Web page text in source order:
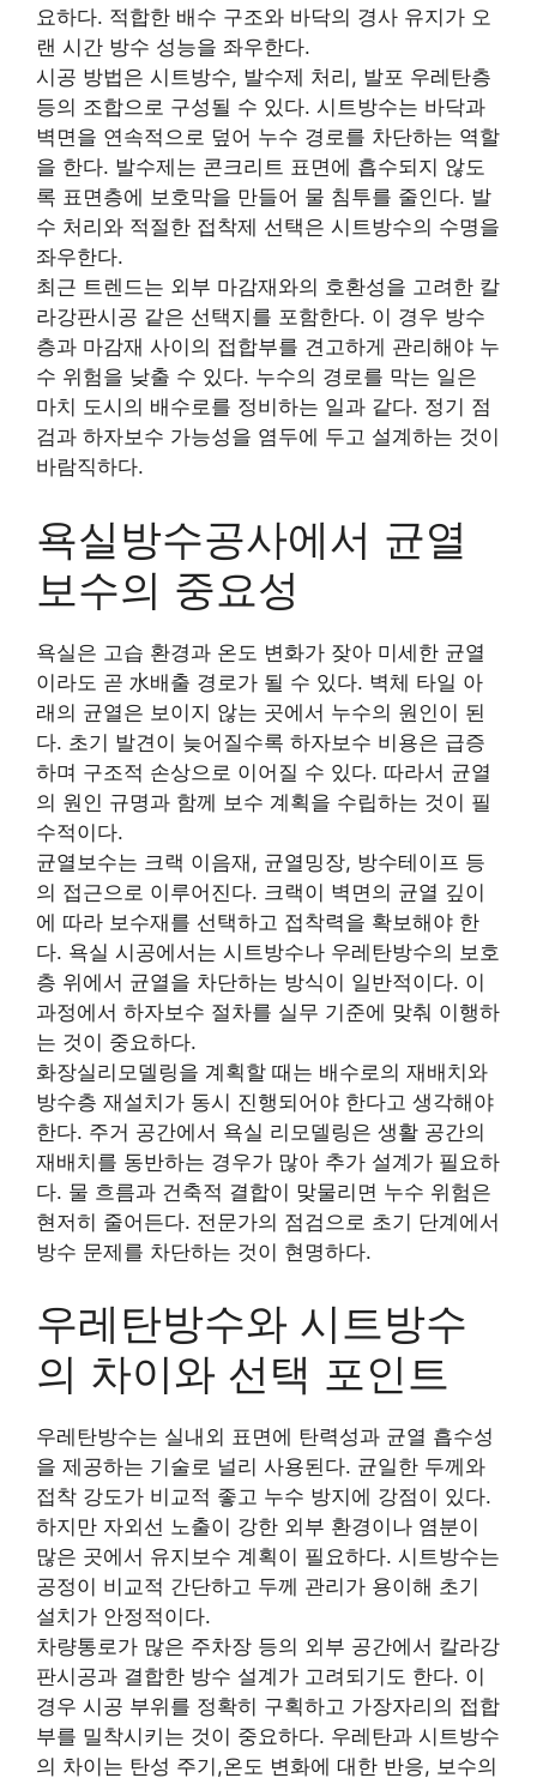
요하다. 적합한 배수 구조와 바닥의 경사 유지가 오
랜 시간 방수 성능을 좌우한다.
시공 방법은 시트방수, 발수제 처리, 발포 우레탄층
등의 조합으로 구성될 수 있다. 시트방수는 바닥과
벽면을 연속적으로 덮어 누수 경로를 차단하는 역할
을 한다. 발수제는 콘크리트 표면에 흡수되지 않도
록 표면층에 보호막을 만들어 물 침투를 줄인다. 발
수 처리와 적절한 접착제 선택은 시트방수의 수명을
좌우한다.
최근 트렌드는 외부 마감재와의 호환성을 고려한 칼
라강판시공 같은 선택지를 포함한다. 이 경우 방수
층과 마감재 사이의 접합부를 견고하게 관리해야 누
수 위험을 낮출 수 있다. 누수의 경로를 막는 일은
마치 도시의 배수로를 정비하는 일과 같다. 정기 점
검과 하자보수 가능성을 염두에 두고 설계하는 것이
바람직하다.
욕실방수공사에서 균열
보수의 중요성
욕실은 고습 환경과 온도 변화가 잦아 미세한 균열
이라도 곧 水배출 경로가 될 수 있다. 벽체 타일 아
래의 균열은 보이지 않는 곳에서 누수의 원인이 된
다. 초기 발견이 늦어질수록 하자보수 비용은 급증
하며 구조적 손상으로 이어질 수 있다. 따라서 균열
의 원인 규명과 함께 보수 계획을 수립하는 것이 필
수적이다.
균열보수는 크랙 이음재, 균열밍장, 방수테이프 등
의 접근으로 이루어진다. 크랙이 벽면의 균열 깊이
에 따라 보수재를 선택하고 접착력을 확보해야 한
다. 욕실 시공에서는 시트방수나 우레탄방수의 보호
층 위에서 균열을 차단하는 방식이 일반적이다. 이
과정에서 하자보수 절차를 실무 기준에 맞춰 이행하
는 것이 중요하다.
화장실리모델링을 계획할 때는 배수로의 재배치와
방수층 재설치가 동시 진행되어야 한다고 생각해야
한다. 주거 공간에서 욕실 리모델링은 생활 공간의
재배치를 동반하는 경우가 많아 추가 설계가 필요하
다. 물 흐름과 건축적 결합이 맞물리면 누수 위험은
현저히 줄어든다. 전문가의 점검으로 초기 단계에서
방수 문제를 차단하는 것이 현명하다.
우레탄방수와 시트방수
의 차이와 선택 포인트
우레탄방수는 실내외 표면에 탄력성과 균열 흡수성
을 제공하는 기술로 널리 사용된다. 균일한 두께와
접착 강도가 비교적 좋고 누수 방지에 강점이 있다.
하지만 자외선 노출이 강한 외부 환경이나 염분이
많은 곳에서 유지보수 계획이 필요하다. 시트방수는
공정이 비교적 간단하고 두께 관리가 용이해 초기
설치가 안정적이다.
차량통로가 많은 주차장 등의 외부 공간에서 칼라강
판시공과 결합한 방수 설계가 고려되기도 한다. 이
경우 시공 부위를 정확히 구획하고 가장자리의 접합
부를 밀착시키는 것이 중요하다. 우레탄과 시트방수
의 차이는 탄성 주기,온도 변화에 대한 반응, 보수의